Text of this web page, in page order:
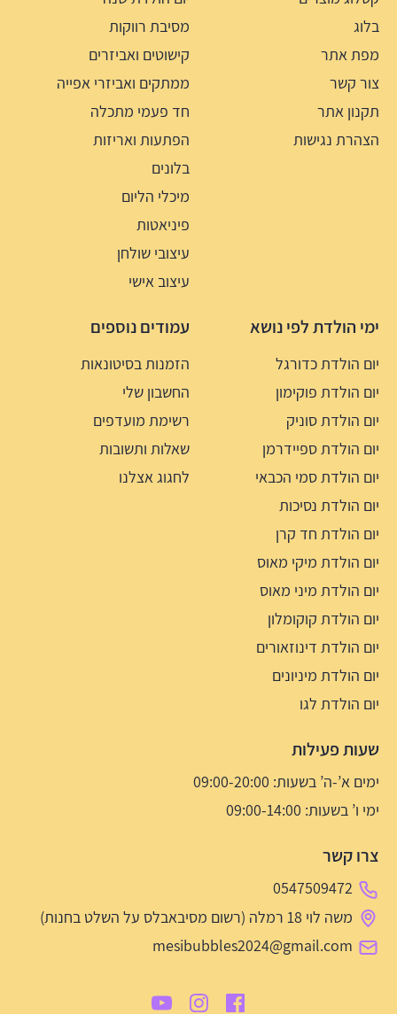
בלוג
מפת אתר
צור קשר
תקנון אתר
הצהרת נגישות
מסיבת רווקות
קישוטים ואביזרים
ממתקים ואביזרי אפייה
חד פעמי מתכלה
הפתעות ואריזות
בלונים
מיכלי הליום
פיניאטות
עיצובי שולחן
עיצוב אישי
ימי הולדת לפי נושא
יום הולדת כדורגל
יום הולדת פוקימון
יום הולדת סוניק
יום הולדת ספיידרמן
יום הולדת סמי הכבאי
יום הולדת נסיכות
יום הולדת חד קרן
יום הולדת מיקי מאוס
יום הולדת מיני מאוס
יום הולדת קוקומלון
יום הולדת דינוזאורים
יום הולדת מיניונים
יום הולדת לגו
עמודים נוספים
הזמנות בסיטונאות
החשבון שלי
רשימת מועדפים
שאלות ותשובות
לחגוג אצלנו
שעות פעילות
ימים א’-ה’ בשעות: 09:00-20:00
ימי ו’ בשעות: 09:00-14:00
צרו קשר
0547509472
משה לוי 18 רמלה (רשום מסיבאבלס על השלט בחנות)
mesibubbles2024@gmail.com